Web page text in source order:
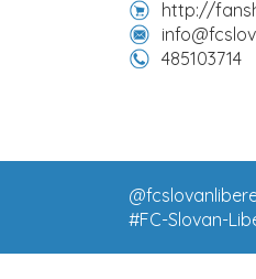
http://
485103714
#FC-Slovan-